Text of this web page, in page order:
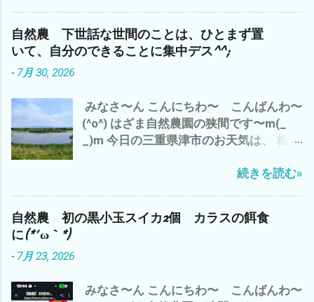
り少々 の予定で ございます。 それで
は、 みなさまも このクソ暑い夏にめげ
ず、 楽しんで、 忍び難きを忍び 耐え難
きを耐え 頑張りましょう〜(^o^) では、
は、雨 長谷山も雨雲に 半分隠れて(*´ω
｀*) 午後から やっと 日差しが(^o^)
で、 わたしゃ〜 シルバーさんの草刈りの
り、詰めるほうが・・・・・・・ で、 雲
出C自然農園のズッキーニの畝周辺の草
刈り 黒小玉スイカの畝も 通路も も〜 草
まっ ほどほど 適当に みなさんも、
自然農を 楽しみましょう〜(^o^) マヨち
ゃん、今 我が家に侵入した 地域猫？
との 睨み合い中^^; では、 また
自然農 下世話な世間のことは、ひとまず置
いて、自分のできることに集中デス^^;
- 7月 30, 2026
みなさ〜ん こんにちわ〜 こんばんわ〜
(^o^) はざま自然農園の狭間です〜m(_
_)m 今日の三重県津市のお天気は、 相変
立？ は、今のところナシ^^; 香良洲橋
か(^o^) で、 わたしゃ〜 昨日の夜勤バイ
トのおかげで、起床は、8時(*´∀｀*) 午前
で、 即 損切り(*´∀｀*) で、 損切で 思
続きを読む»
自然農 初の黒小玉スイカ2個 カラスの餌食
に(*´ω｀*)
- 7月 23, 2026
みなさ〜ん こんにちわ〜 こんばんわ〜